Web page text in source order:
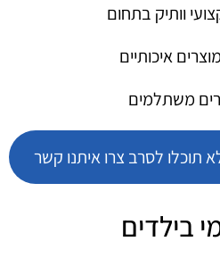
וותיק בתחום
איכותיים
משתלמים
לסרב צרו איתנו קשר
בילדים